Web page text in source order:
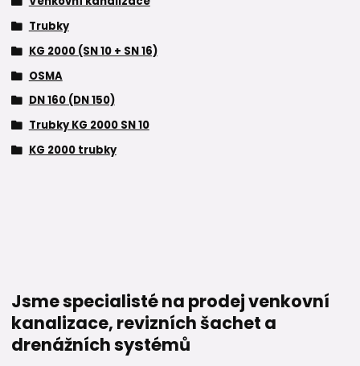
Trubky
KG 2000 (SN 10 + SN 16)
OSMA
DN 160 (DN 150)
Trubky KG 2000 SN 10
KG 2000 trubky
Jsme specialisté na prodej venkovní
kanalizace, revizních šachet a
drenážních systémů